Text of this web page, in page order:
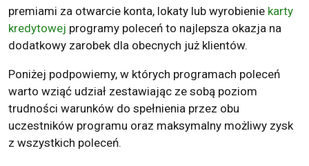
premiami za otwarcie konta, lokaty lub wyrobienie karty
kredytowej programy poleceń to najlepsza okazja na
dodatkowy zarobek dla obecnych już klientów.
Poniżej podpowiemy, w których programach poleceń
warto wziąć udział zestawiając ze sobą poziom
trudności warunków do spełnienia przez obu
uczestników programu oraz maksymalny możliwy zysk
z wszystkich poleceń.